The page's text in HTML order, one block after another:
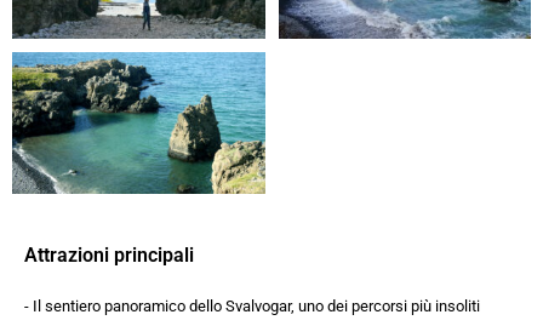
Attrazioni principali
- Il sentiero panoramico dello Svalvogar, uno dei percorsi più insoliti